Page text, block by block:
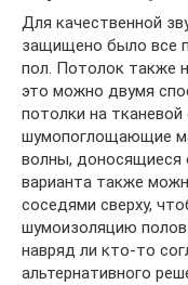
Для качественной
защищено было все
пол. Потолок также
это можно двумя
потолки на
шумопоглощающие
волны, доносящиеся
варианта также
соседями сверху,
шумоизоляцию
навряд ли кто-то
альтернативного